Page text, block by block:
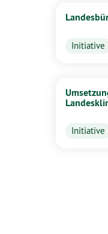
Initiative
Initiative